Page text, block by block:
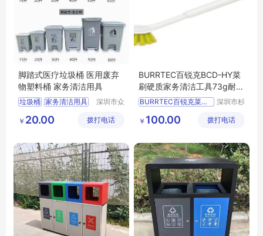
脚踏式医疗垃圾桶 医用废弃
物塑料桶 家务清洁用具
垃圾桶 家务清洁用具
深圳市众
技有限公
￥ 20.00 拨打电话
BURRTEC百锐克BCD-HY菜
刷硬质家务清洁工具73g耐热
140°C
BURRTEC百锐克菜刷硬BCD
家务清洁用具
深圳市杉
限公司
￥ 100.00 拨打电话